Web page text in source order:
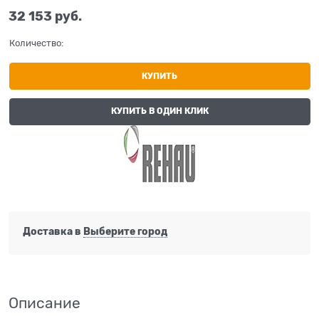
32 153 руб.
Количество:
КУПИТЬ
КУПИТЬ В ОДИН КЛИК
Доставка в Выберите город
Описание